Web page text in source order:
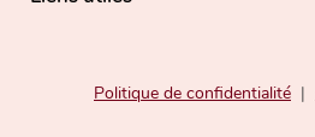
Politique de confidentialité |